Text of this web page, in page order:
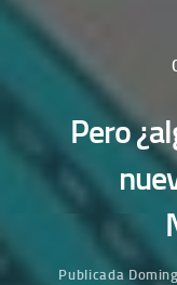
Pero
Publicada